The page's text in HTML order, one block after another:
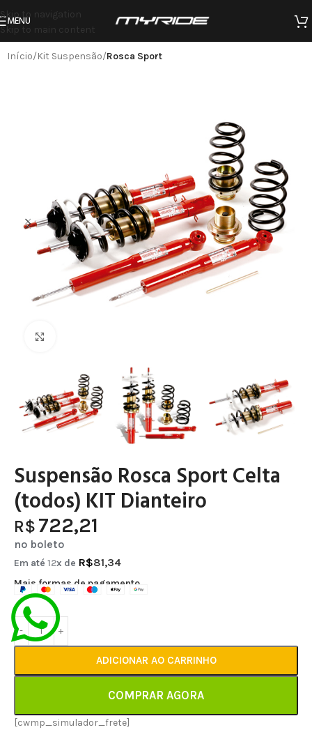
Skip to navigation
Skip to main content
MENU
Início Kit Suspensão Rosca Sport
Suspensão Rosca Sport Celta
(todos) KIT Dianteiro
R$ 722,21
no boleto
Em até 12x de R$81,34
Mais formas de pagamento
ADICIONAR AO CARRINHO
COMPRAR AGORA
[cwmp_simulador_frete]